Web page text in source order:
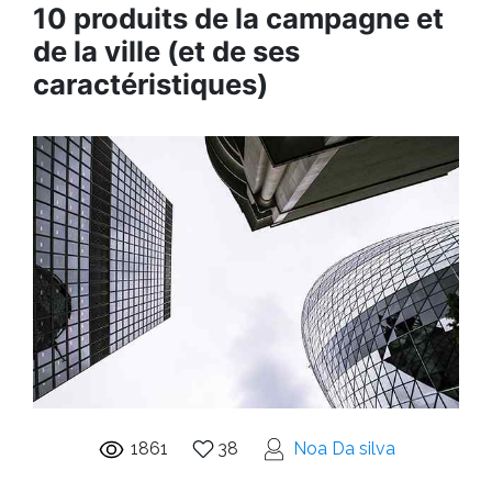
10 produits de la campagne et
de la ville (et de ses
caractéristiques)
1861 38 Noa Da silva